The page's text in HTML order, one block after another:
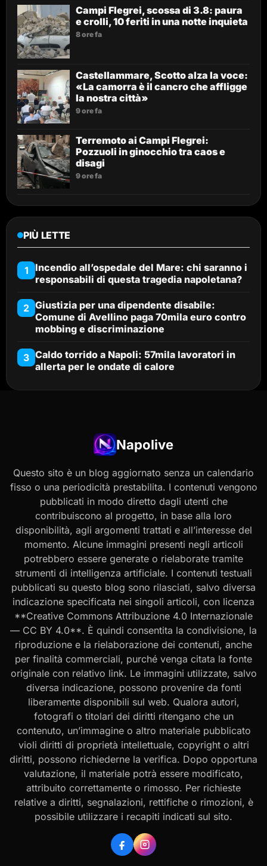
Campi Flegrei, scossa di 3.8: paura
e crolli, 10 feriti in una notte inquieta
8 ore fa
Castellammare, Scotto alza la voce:
«La camorra è il cancro che affligge
la nostra città»
9 ore fa
Terremoto ai Campi Flegrei:
Pozzuoli in ginocchio tra caos e
disagi
9 ore fa
PIÙ LETTE
1
Incendio all’ospedale del Mare: chi saranno i
responsabili di questa tragedia napoletana?
2 Giustizia per una dipendente disabile:
Comune di Avellino paga 70mila euro contro
mobbing e discriminazione
3 Caldo torrido a Napoli: 57mila lavoratori in
allerta per le ondate di calore
Napolive
Questo sito è un blog aggiornato senza un calendario
fisso o una periodicità prestabilita. I contenuti vengono
pubblicati in modo diretto dagli utenti che
contribuiscono al progetto, in base alla loro
disponibilità, agli argomenti trattati e all’interesse del
momento. Alcune immagini presenti negli articoli
potrebbero essere generate o rielaborate tramite
strumenti di intelligenza artificiale. I contenuti testuali
pubblicati su questo blog sono rilasciati, salvo diversa
indicazione specificata nei singoli articoli, con licenza
**Creative Commons Attribuzione 4.0 Internazionale
— CC BY 4.0**. È quindi consentita la condivisione, la
riproduzione e la rielaborazione dei contenuti, anche
per finalità commerciali, purché venga citata la fonte
originale con relativo link. Le immagini utilizzate, salvo
diversa indicazione, possono provenire da fonti
liberamente disponibili sul web. Qualora autori,
fotografi o titolari dei diritti ritengano che un
contenuto, un’immagine o altro materiale pubblicato
violi diritti di proprietà intellettuale, copyright o altri
diritti, possono richiederne la verifica. Dopo opportuna
valutazione, il materiale potrà essere modificato,
attribuito correttamente o rimosso. Per richieste
relative a diritti, segnalazioni, rettifiche o rimozioni, è
possibile utilizzare i recapiti indicati sul sito.